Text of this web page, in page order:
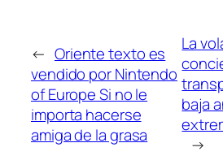
← Oriente texto es
vendido por Nintendo
of Europe Si no le
importa hacerse
amiga de la grasa
La
baja
→